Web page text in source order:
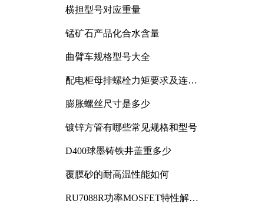
横担型号对应重量
锰矿石产品化合水含量
曲臂车规格型号大全
配电柜母排螺栓力矩要求及连接
膨胀螺丝尺寸是多少
镀锌方管有哪些常见规格和型号
D400球墨铸铁井盖重多少
覆膜砂的耐高温性能如何
RU7088R功率MOSFET特性解析